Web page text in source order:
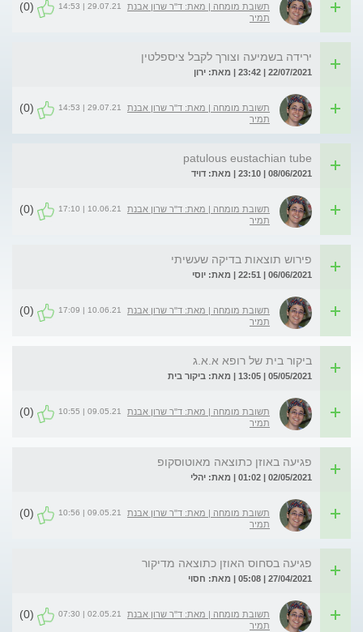
תשובת מומחה | מאת: ד"ר שרון אבנת
תמיר
29.07.21 | 14:53
(0)
ירידה בשמיעה וצורך לקבל ציספלטין
22/07/2021 | 23:42 | מאת: ירון
תשובת מומחה | מאת: ד"ר שרון אבנת
תמיר
29.07.21 | 14:53
(0)
patulous eustachian tube
08/06/2021 | 23:10 | מאת: דויד
תשובת מומחה | מאת: ד"ר שרון אבנת
תמיר
10.06.21 | 17:10
(0)
פירוש תוצאות בדיקה שעשיתי
06/06/2021 | 22:51 | מאת: יוסי
תשובת מומחה | מאת: ד"ר שרון אבנת
תמיר
10.06.21 | 17:09
(0)
ביקור בית של רופא א.א.ג
05/05/2021 | 13:05 | מאת: ביקור בית
תשובת מומחה | מאת: ד"ר שרון אבנת
תמיר
09.05.21 | 10:55
(0)
פגיעה באוזן כתוצאה מאוטוסקופ
02/05/2021 | 01:02 | מאת: יהלי
תשובת מומחה | מאת: ד"ר שרון אבנת
תמיר
09.05.21 | 10:56
(0)
פגיעה בסחוס האוזן כתוצאה מדיקור
27/04/2021 | 05:08 | מאת: חסוי
תשובת מומחה | מאת: ד"ר שרון אבנת
תמיר
02.05.21 | 07:30
(0)